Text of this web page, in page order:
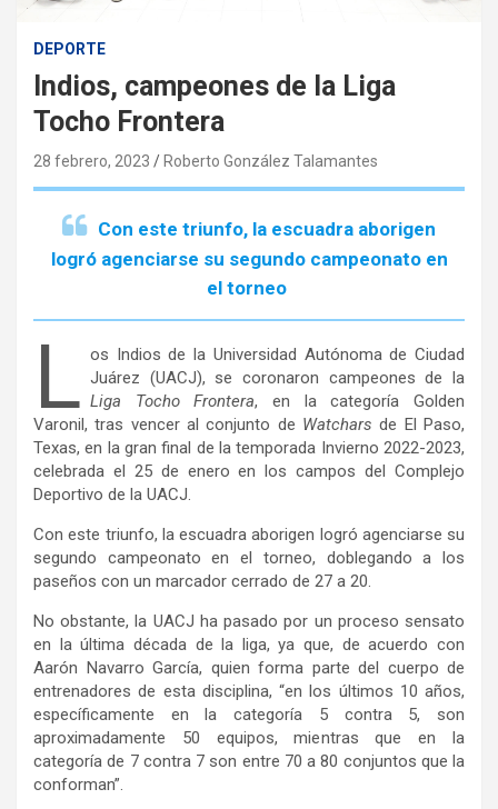
DEPORTE
Indios, campeones de la Liga
Tocho Frontera
28 febrero, 2023 Roberto González Talamantes
Con este triunfo, la escuadra aborigen
logró agenciarse su segundo campeonato en
el torneo
L os Indios de la Universidad Autónoma de Ciudad
Juárez (UACJ), se coronaron campeones de la
Liga Tocho Frontera, en la categoría Golden
Varonil, tras vencer al conjunto de Watcharsde El Paso,
Texas, en la gran final de la temporada Invierno 2022-2023,
celebrada el 25 de enero en los campos del Complejo
Deportivo de la UACJ.
Con este triunfo, la escuadra aborigen logró agenciarse su
segundo campeonato en el torneo, doblegando a los
paseños con un marcador cerrado de 27 a 20.
No obstante, la UACJ ha pasado por un proceso sensato
en la última década de la liga, ya que, de acuerdo con
Aarón Navarro García, quien forma parte del cuerpo de
entrenadores de esta disciplina, “en los últimos 10 años,
específicamente en la categoría 5 contra 5, son
aproximadamente 50 equipos, mientras que en la
categoría de 7 contra 7 son entre 70 a 80 conjuntos que la
conforman”.